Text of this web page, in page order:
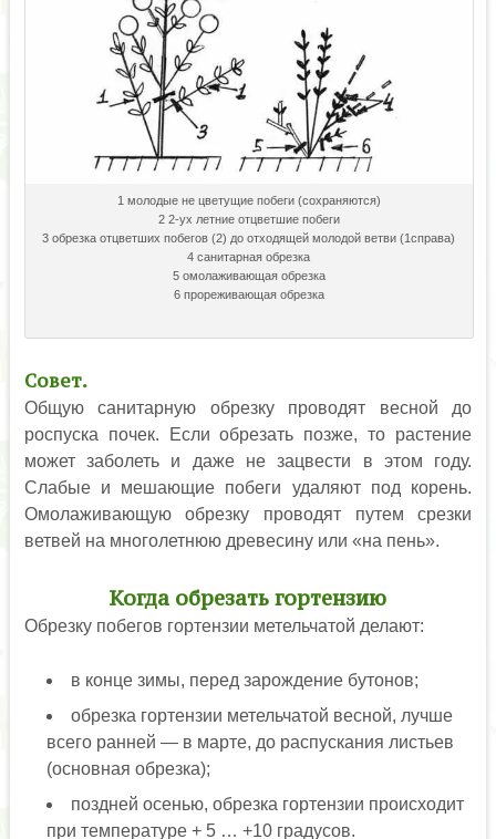
1 молодые не цветущие побеги (сохраняются)
2 2-ух летние отцветшие побеги
3 обрезка отцветших побегов (2) до отходящей молодой ветви (1справа)
4 санитарная обрезка
5 омолаживающая обрезка
6 прореживающая обрезка
Совет.
Общую санитарную обрезку проводят весной до
роспуска почек. Если обрезать позже, то растение
может заболеть и даже не зацвести в этом году.
Слабые и мешающие побеги удаляют под корень.
Омолаживающую обрезку проводят путем срезки
ветвей на многолетнюю древесину или «на пень».
Когда обрезать гортензию
Обрезку побегов гортензии метельчатой делают:
в конце зимы, перед зарождение бутонов;
обрезка гортензии метельчатой весной, лучше
всего ранней — в марте, до распускания листьев
(основная обрезка);
поздней осенью, обрезка гортензии происходит
при температуре + 5 … +10 градусов.